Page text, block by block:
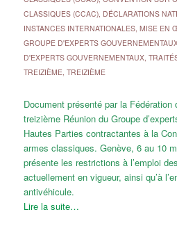
CLASSIQUES (CCAC), DÉCLARATIONS
INSTANCES INTERNATIONALES, MISE EN
GROUPE D'EXPERTS
D'EXPERTS GOUVERNEMENTAUX,
TREIZIÈME, TREIZIÈME
Document présenté par la
treizième Réunion du Groupe
Hautes Parties contractantes à la
armes classiques. Genève, 6 au 10
présente les restrictions à l’emploi
actuellement en vigueur, ainsi qu’à
antivéhicule.
Lire la suite…